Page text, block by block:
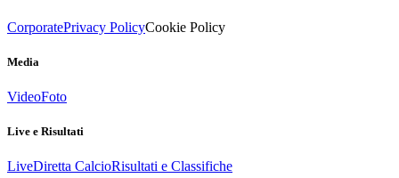
CorporatePrivacy PolicyCookie Policy
Media
VideoFoto
Live e Risultati
LiveDiretta CalcioRisultati e Classifiche